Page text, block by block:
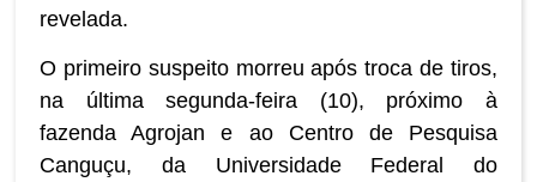
revelada.
O primeiro suspeito morreu após troca de tiros,
na última segunda-feira (10), próximo à
fazenda Agrojan e ao Centro de Pesquisa
Canguçu, da Universidade Federal do